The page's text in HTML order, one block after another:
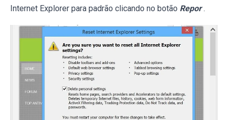
Internet Explorer para padrão clicando no botão Repor .